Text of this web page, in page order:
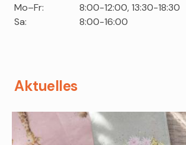
Tag
Time
slot
Comment
Mo–Fr:
8:00-12:00, 13:30-18:30
Sa:
8:00-16:00
Aktuelles